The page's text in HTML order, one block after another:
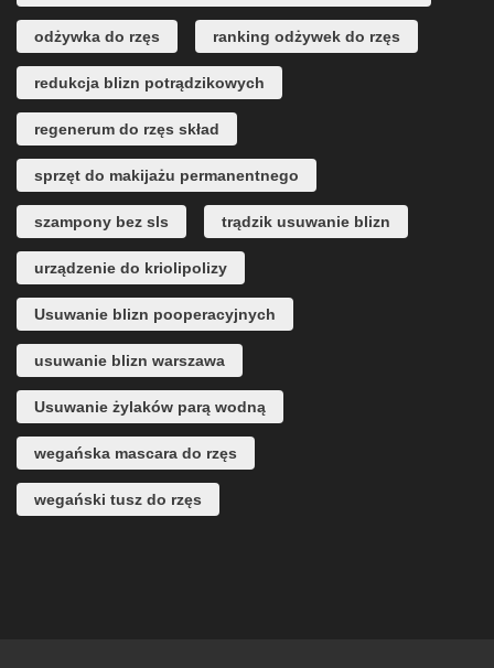
odżywka do rzęs ranking odżywek do rzęs
redukcja blizn potrądzikowych
regenerum do rzęs skład
sprzęt do makijażu permanentnego
szampony bez sls trądzik usuwanie blizn
urządzenie do kriolipolizy
Usuwanie blizn pooperacyjnych
usuwanie blizn warszawa
Usuwanie żylaków parą wodną
wegańska mascara do rzęs
wegański tusz do rzęs